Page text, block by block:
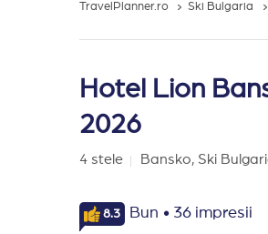
TravelPlanner.ro Ski Bulgaria
Hotel Lion
2026
4 stele Bansko, Ski
8.3 Bun · 36 impresii